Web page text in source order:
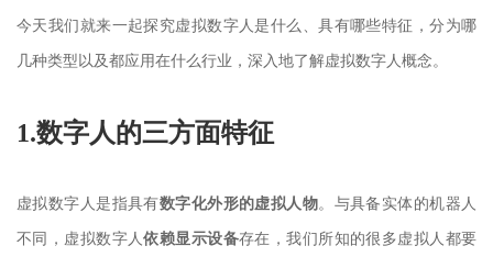
今天我们就来一起探究虚拟数字人是什么、具有哪些特征，分为哪
几种类型以及都应用在什么行业，深入地了解虚拟数字人概念。
1.数字人的三方面特征
虚拟数字人是指具有数字化外形的虚拟人物。与具备实体的机器人
不同，虚拟数字人依赖显示设备存在，我们所知的很多虚拟人都要